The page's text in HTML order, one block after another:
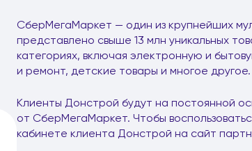
СберМегаМаркет — один из крупнейших
представлено свыше 13 млн уникальных
категориях, включая электронную и
и ремонт, детские товары и многое другое.
Клиенты Донстрой будут на постоянной
от СберМегаМаркет. Чтобы
кабинете клиента Донстрой на сайт